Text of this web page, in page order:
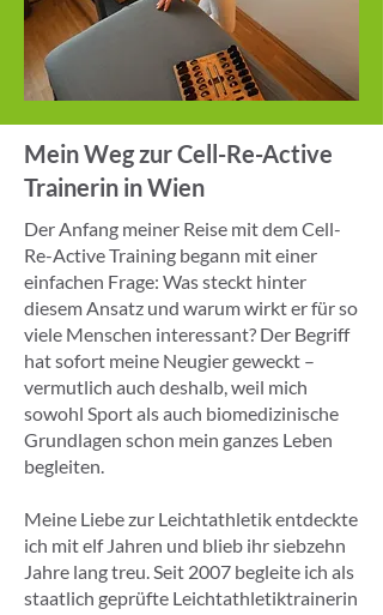
Mein Weg zur Cell-Re-Active
Trainerin in Wien
Der Anfang meiner Reise mit dem Cell-
Re-Active Training begann mit einer
einfachen Frage: Was steckt hinter
diesem Ansatz und warum wirkt er für so
viele Menschen interessant? Der Begriff
hat sofort meine Neugier geweckt –
vermutlich auch deshalb, weil mich
sowohl Sport als auch biomedizinische
Grundlagen schon mein ganzes Leben
begleiten.
Meine Liebe zur Leichtathletik entdeckte
ich mit elf Jahren und blieb ihr siebzehn
Jahre lang treu. Seit 2007 begleite ich als
staatlich geprüfte Leichtathletiktrainerin